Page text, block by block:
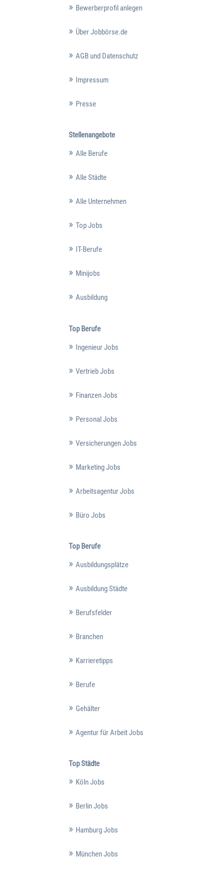
Bewerberprofil anlegen
Über Jobbörse.de
AGB und Datenschutz
Impressum
Presse
Stellenangebote
Alle Berufe
Alle Städte
Alle Unternehmen
Top Jobs
IT-Berufe
Minijobs
Ausbildung
Top Berufe
Ingenieur Jobs
Vertrieb Jobs
Finanzen Jobs
Personal Jobs
Versicherungen Jobs
Marketing Jobs
Arbeitsagentur Jobs
Büro Jobs
Top Berufe
Ausbildungsplätze
Ausbildung Städte
Berufsfelder
Branchen
Karrieretipps
Berufe
Gehälter
Agentur für Arbeit Jobs
Top Städte
Köln Jobs
Berlin Jobs
Hamburg Jobs
München Jobs